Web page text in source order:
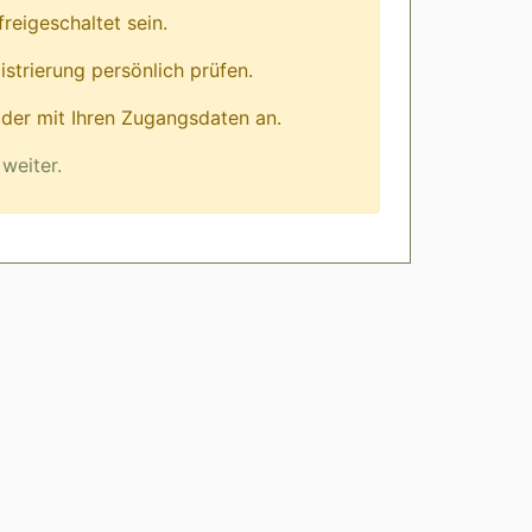
sein.
persönlich prüfen.
mit Ihren Zugangsdaten an.